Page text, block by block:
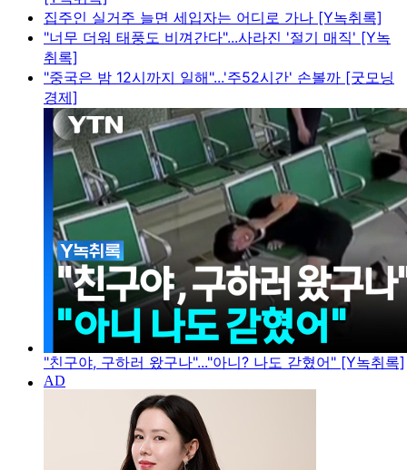
집주인 실거주 늘면 세입자는 어디로 가나 [Y녹취록]
"너무 더워 태풍도 비껴간다"...사라진 '절기 매직' [Y녹
취록]
"중국은 밤 12시까지 일해"...'주52시간' 손볼까 [굿모닝
경제]
"친구야, 구하러 왔구나"..."아니? 나도 갇혔어" [Y녹취록]